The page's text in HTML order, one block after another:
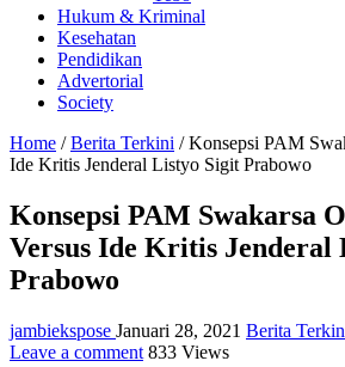
Hukum & Kriminal
Kesehatan
Pendidikan
Advertorial
Society
Home / Berita Terkini / Konsepsi PAM
Ide Kritis Jenderal Listyo Sigit Prabowo
Konsepsi PAM Swakarsa
Versus Ide Kritis Jenderal
Prabowo
jambiekspose Januari 28, 2021 Berita
Leave a comment 833 Views